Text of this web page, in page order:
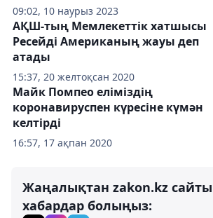
09:02, 10 наурыз 2023
15:37, 20 желтоқсан 2020
АҚШ-тың Мемлекеттік хатшысы
Ресейді Американың жауы деп
атады
16:57, 17 ақпан 2020
Майк Помпео еліміздің
коронавируспен күресіне күмән
келтірді
Жаңалықтан zakon.kz
хабардар болыңыз: